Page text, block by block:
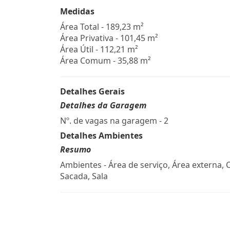
Medidas
Área Total - 189,23 m²
Área Privativa - 101,45 m²
Área Útil - 112,21 m²
Área Comum - 35,88 m²
Detalhes Gerais
Detalhes da Garagem
Nº. de vagas na garagem - 2
Detalhes Ambientes
Resumo
Ambientes - Área de serviço, Área externa,
Sacada, Sala